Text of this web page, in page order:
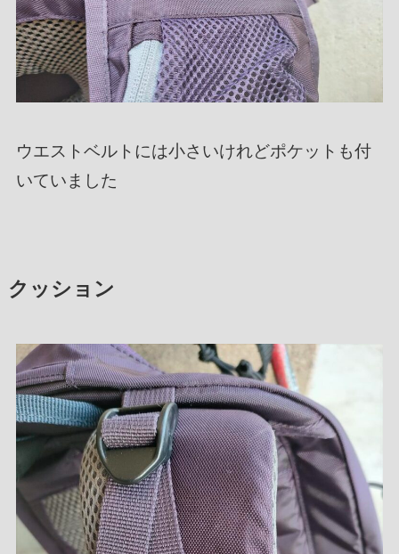
ウエストベルトには小さいけれどポケットも付
いていました
クッション